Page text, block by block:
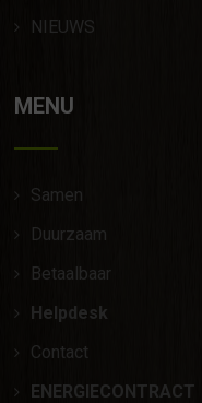
NIEUWS
MENU
Samen
Duurzaam
Betaalbaar
Helpdesk
Contact
ENERGIECONTRACT